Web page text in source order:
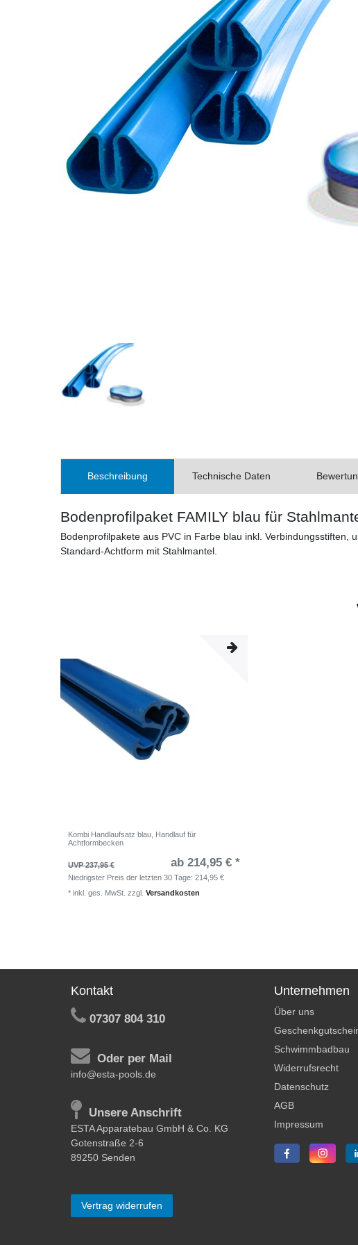
Beschreibung Technische Daten
Bodenprofilpaket FAMILY blau für
Bodenprofilpakete aus PVC in Farbe blau inkl. Verbindungsstiften,
Standard-Achtform mit Stahlmantel.
Kombi Handlaufsatz blau, Handlauf für
Achtformbecken
UVP 237,95 € ab 214,95 € *
Niedrigster Preis der letzten 30 Tage:214,95 €
*inkl. ges. MwSt. zzgl.Versandkosten
Kontakt
07307 804 310
Oder per Mail
info@esta-pools.de
Unsere Anschrift
ESTA Apparatebau GmbH & Co. KG
Gotenstraße 2-6
89250 Senden
Vertrag widerrufen
Unternehmen
Über uns
Schwimmbadbau
Widerrufsrecht
Datenschutz
AGB
Impressum